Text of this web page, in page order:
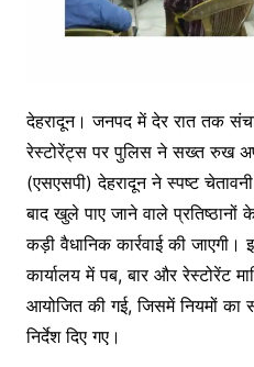
देहरादून। जनपद में देर रात तक
रेस्टोरेंट्स पर पुलिस ने सख्त रुख
(एसएसपी) देहरादून ने स्पष्ट
बाद खुले पाए जाने वाले
कड़ी वैधानिक कार्रवाई की
कार्यालय में पब, बार और रेस्टोरेंट
आयोजित की गई, जिसमें नियमों
निर्देश दिए गए।